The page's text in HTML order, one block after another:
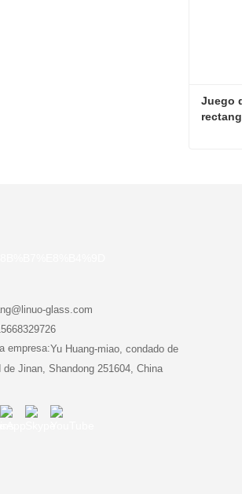
Juego
glass.com
empresa:Yu Huang-miao, condado de
de Jinan, Shandong 251604, China